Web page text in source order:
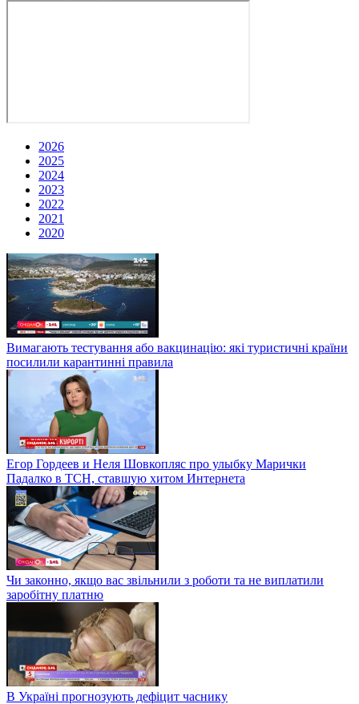
2026
2025
2024
2023
2022
2021
2020
Вимагають тестування або вакцинацію: які туристичні країни
посилили карантинні правила
Егор Гордеев и Неля Шовкопляс про улыбку Марички
Падалко в ТСН, ставшую хитом Интернета
Чи законно, якщо вас звільнили з роботи та не виплатили
заробітну платню
В Україні прогнозують дефіцит часнику